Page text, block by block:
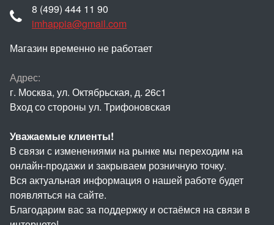
8 (499) 444 11 90
imhappia@gmail.com
Магазин временно не работает
Адрес:
г. Москва, ул. Октябрьская, д. 26с1
Вход со стороны ул. Трифоновская
Уважаемые клиенты!
В связи с изменениями на рынке мы переходим на
онлайн-продажи и закрываем розничную точку.
Вся актуальная информация о нашей работе будет
появляться на сайте.
Благодарим вас за поддержку и остаёмся на связи в